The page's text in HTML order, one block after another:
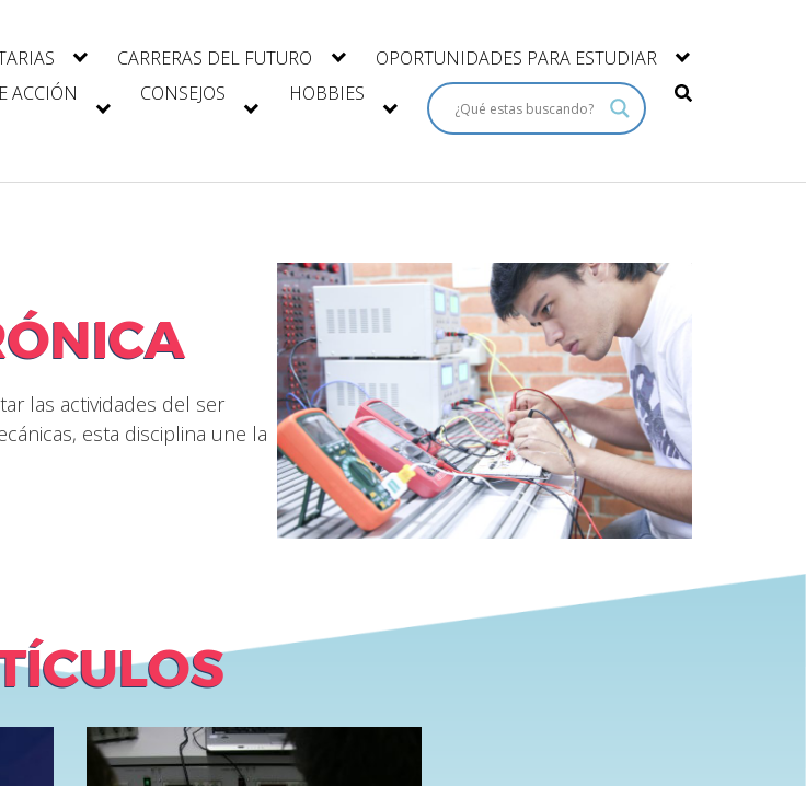
CARRERAS DEL FUTURO
OPORTUNIDADES PARA ESTUDIAR
ACCIÓN
CONSEJOS HOBBIES
las actividades del ser
esta disciplina une la